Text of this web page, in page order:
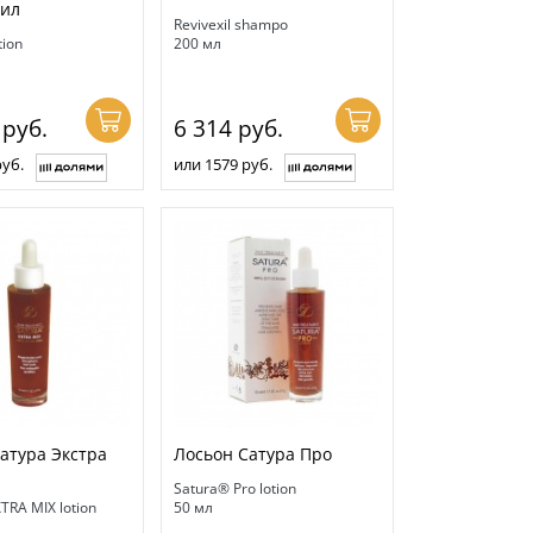
руб.
Revivexil shampo
200 мл
6 314 руб.
или 1579 руб.
Экстра
MIX lotion
Лосьон Сатура Про
Satura® Pro lotion
50 мл